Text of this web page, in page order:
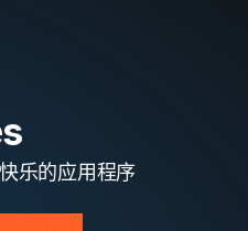
乐的应用程序